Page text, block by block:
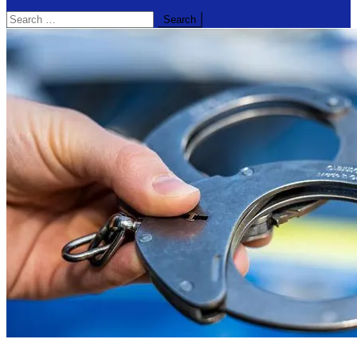
Search
for: